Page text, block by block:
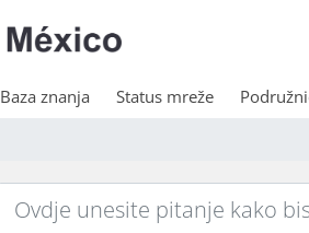
Baza znanja Status mreže